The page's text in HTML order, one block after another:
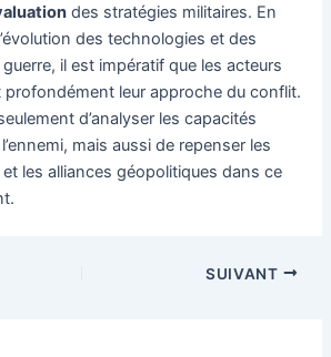
des stratégies militaires. En
des technologies et des
il est impératif que les acteurs
profondément leur approche du conflit.
d’analyser les capacités
mais aussi de repenser les
les alliances géopolitiques dans ce
SUIVANT